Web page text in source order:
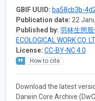
GBIF UUID: ba58cb3b-
Publication date: 22
Published by: 羽林生態股
ECOLOGICAL WORK CO.
License: CC-BY-NC 4.0
How to cite
Download the latest
Darwin Core Archive